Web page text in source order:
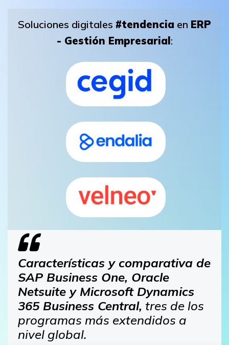
Soluciones digitales #tendencia en ERP
- Gestión Empresarial:
Características y comparativa de
SAP Business One, Oracle
Netsuite y Microsoft Dynamics
365 Business Central, tres de los
programas más extendidos a
nivel global.